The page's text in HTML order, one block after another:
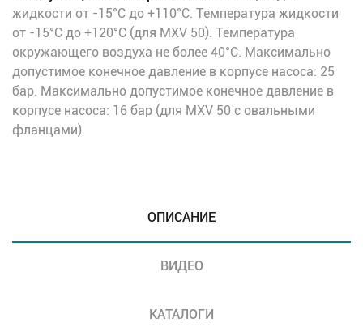
жидкости от -15°C до +110°C. Температура жидкости
от -15°C до +120°C (для MXV 50). Температура
окружающего воздуха не более 40°C. Максимально
допустимое конечное давление в корпусе насоса: 25
бар. Максимально допустимое конечное давление в
корпусе насоса: 16 бар (для MXV 50 с овальными
фланцами).
ОПИСАНИЕ
ВИДЕО
КАТАЛОГИ